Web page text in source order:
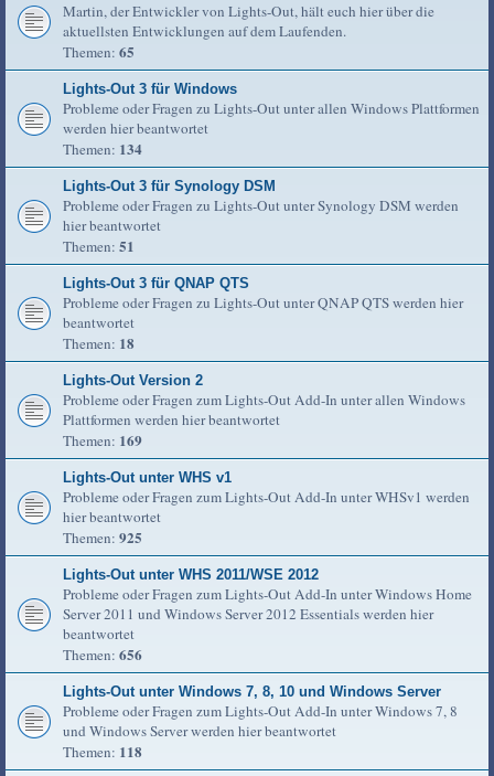
Martin, der Entwickler von Lights-Out, hält euch hier über die
aktuellsten Entwicklungen auf dem Laufenden.
Themen: 65
Lights-Out 3 für Windows
Probleme oder Fragen zu Lights-Out unter allen Windows Plattformen
werden hier beantwortet
Themen: 134
Lights-Out 3 für Synology DSM
Probleme oder Fragen zu Lights-Out unter Synology DSM werden
hier beantwortet
Themen: 51
Lights-Out 3 für QNAP QTS
Probleme oder Fragen zu Lights-Out unter QNAP QTS werden hier
beantwortet
Themen: 18
Lights-Out Version 2
Probleme oder Fragen zum Lights-Out Add-In unter allen Windows
Plattformen werden hier beantwortet
Themen: 169
Lights-Out unter WHS v1
Probleme oder Fragen zum Lights-Out Add-In unter WHSv1 werden
hier beantwortet
Themen: 925
Lights-Out unter WHS 2011/WSE 2012
Probleme oder Fragen zum Lights-Out Add-In unter Windows Home
Server 2011 und Windows Server 2012 Essentials werden hier
beantwortet
Themen: 656
Lights-Out unter Windows 7, 8, 10 und Windows Server
Probleme oder Fragen zum Lights-Out Add-In unter Windows 7, 8
und Windows Server werden hier beantwortet
Themen: 118